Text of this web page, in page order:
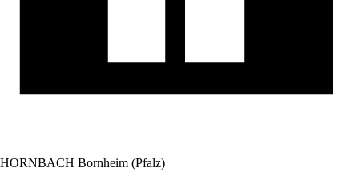
HORNBACH Bornheim (Pfalz)